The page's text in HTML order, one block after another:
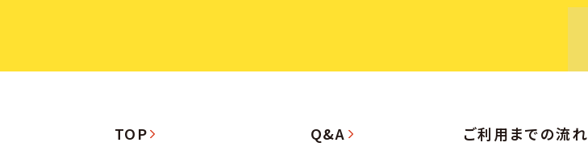
TOP
Q&A
ご利用までの流れ